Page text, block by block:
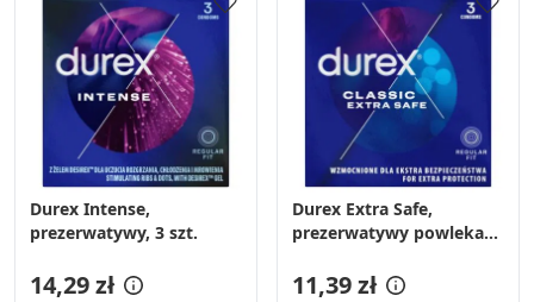
Durex Intense,
prezerwatywy, 3 szt.
14,29 zł
Durex Extra Safe,
prezerwatywy powlekane
3 szt.
11,39 zł